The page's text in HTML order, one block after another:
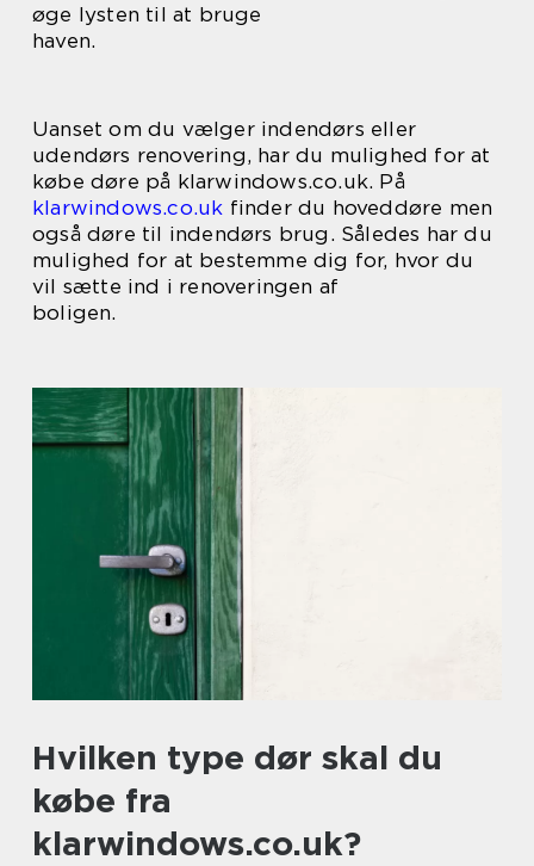
øge lysten til at bruge
haven.
Uanset om du vælger indendørs eller
udendørs renovering, har du mulighed for at
købe døre på klarwindows.co.uk. På
klarwindows.co.uk finder du hoveddøre men
også døre til indendørs brug. Således har du
mulighed for at bestemme dig for, hvor du
vil sætte ind i renoveringen af
boligen.
Hvilken type dør skal du
købe fra
klarwindows.co.uk?